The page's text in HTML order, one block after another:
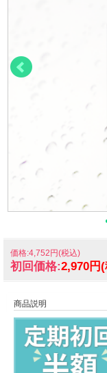
価格:4,752円(税込)
初回価格:2,970円
商品説明